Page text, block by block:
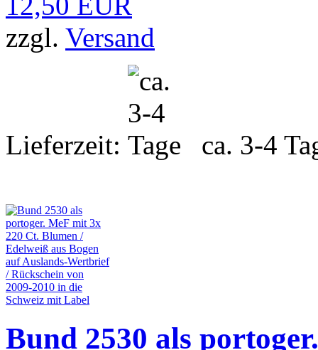
zzgl. Versand
Lieferzeit: ca. 3-4
Bund 2530 als